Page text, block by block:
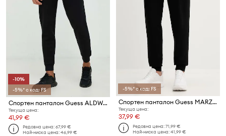
-10%
-5%* с код: FS
Спортен панталон Guess ALDWIN
Текуща цена:
41,99 €
Редовна цена:67,99 €
Най-ниска цена:46,99 €
-5%* с код: FS
Спортен панталон Guess MARZIO
Текуща цена:
37,99 €
Редовна цена:71,99 €
Най-ниска цена:41,99 €